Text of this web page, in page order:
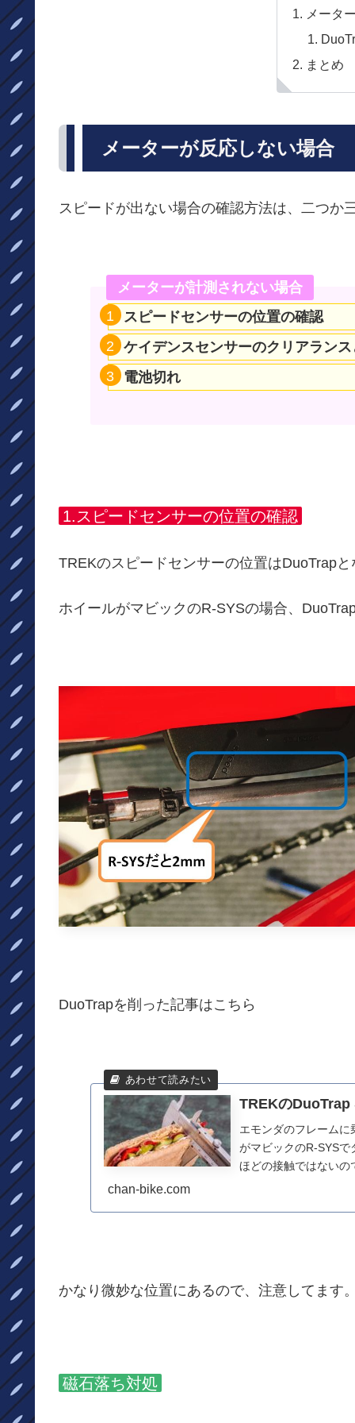
メータ
まとめ
メーターが反応しない場合
スピードが出ない場合の確認方法は、二つか
メーターが計測されない場合
スピードセンサーの位置の確認
ケイデンスセンサーのクリアラン
電池切れ
1.スピードセンサーの位置の確認
TREKのスピードセンサーの位置はDuoTrap
ホイールがマビックのR-SYSの場合、
DuoTrapを削った記事はこちら
TREKのDuoTrap
エモンダのフレーム
がマビックのR-SYS
ほどの接触ではないの
chan-bike.com
かなり微妙な位置にあるので、注意してます
磁石落ち対処